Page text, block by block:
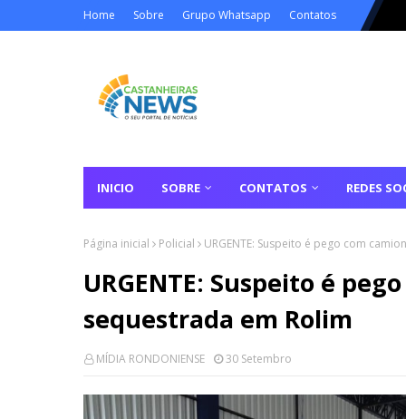
Home Sobre Grupo Whatsapp Contatos
INICIO SOBRE CONTATOS REDES
Página inicial Policial URGENTE: Suspeito é pego com
URGENTE: Suspeito é
sequestrada em Rolim
MÍDIA RONDONIENSE 30 Setembro